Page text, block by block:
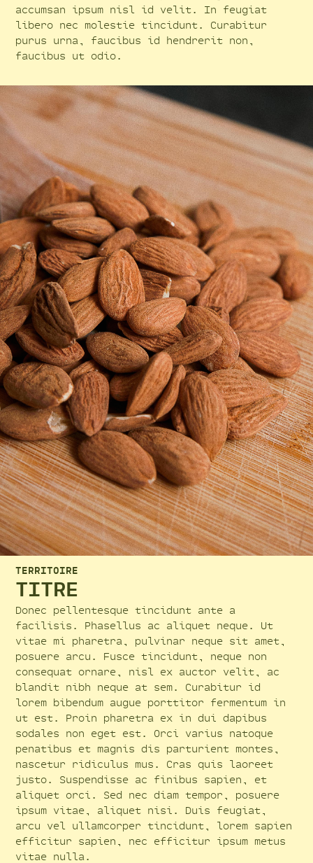
accumsan ipsum nisl id velit. In feugiat
libero nec molestie tincidunt. Curabitur
purus urna, faucibus id hendrerit non,
faucibus ut odio.
TERRITOIRE
TITRE
Donec pellentesque tincidunt ante a
facilisis. Phasellus ac aliquet neque. Ut
vitae mi pharetra, pulvinar neque sit amet,
posuere arcu. Fusce tincidunt, neque non
consequat ornare, nisl ex auctor velit, ac
blandit nibh neque at sem. Curabitur id
lorem bibendum augue porttitor fermentum in
ut est. Proin pharetra ex in dui dapibus
sodales non eget est. Orci varius natoque
penatibus et magnis dis parturient montes,
nascetur ridiculus mus. Cras quis laoreet
justo. Suspendisse ac finibus sapien, et
aliquet orci. Sed nec diam tempor, posuere
ipsum vitae, aliquet nisi. Duis feugiat,
arcu vel ullamcorper tincidunt, lorem sapien
efficitur sapien, nec efficitur ipsum metus
vitae nulla.